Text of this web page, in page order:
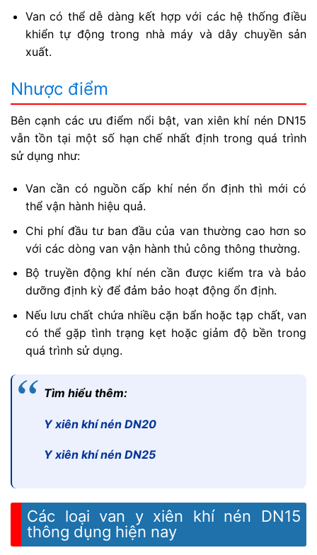
Van có thể dễ dàng kết hợp với các hệ thống điều
khiển tự động trong nhà máy và dây chuyền sản
xuất.
Nhược điểm
Bên cạnh các ưu điểm nổi bật, van xiên khí nén DN15
vẫn tồn tại một số hạn chế nhất định trong quá trình
sử dụng như:
Van cần có nguồn cấp khí nén ổn định thì mới có
thể vận hành hiệu quả.
Chi phí đầu tư ban đầu của van thường cao hơn so
với các dòng van vận hành thủ công thông thường.
Bộ truyền động khí nén cần được kiểm tra và bảo
dưỡng định kỳ để đảm bảo hoạt động ổn định.
Nếu lưu chất chứa nhiều cặn bẩn hoặc tạp chất, van
có thể gặp tình trạng kẹt hoặc giảm độ bền trong
quá trình sử dụng.
Tìm hiểu thêm:
Y xiên khí nén DN20
Y xiên khí nén DN25
Các loại van y xiên khí nén DN15
thông dụng hiện nay